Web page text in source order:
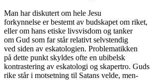
Man har diskutert om hele Jesu
forkynnelse er bestemt av budskapet om riket,
eller om hans etiske livsvisdom og tanker
om Gud som far står relativt selvstendig
ved siden av eskatologien. Problematikken
på dette punkt skyldes ofte en ubibelsk
kontrastering av eskatologi og skapertro. Guds
rike står i motsetning til Satans velde, men-